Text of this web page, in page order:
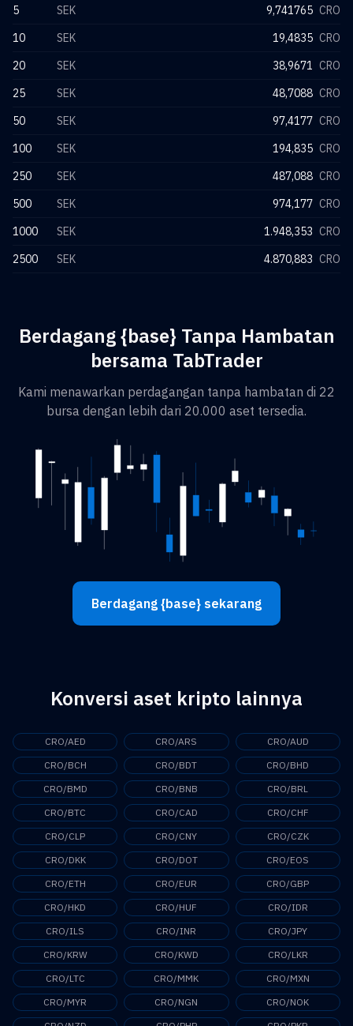
5
SEK 9,741765 CRO
10
SEK 19,4835 CRO
20
SEK 38,9671 CRO
25
SEK 48,7088 CRO
50
SEK 97,4177 CRO
100
SEK 194,835 CRO
250
SEK 487,088 CRO
500
SEK 974,177 CRO
1000
SEK 1.948,353 CRO
2500
SEK 4.870,883 CRO
Berdagang {base} Tanpa Hambatan
bersama TabTrader
Kami menawarkan perdagangan tanpa hambatan di 22
bursa dengan lebih dari 20.000 aset tersedia.
Berdagang {base} sekarang
Konversi aset kripto lainnya
CRO/AED CRO/ARS
CRO/AUD
CRO/BCH
CRO/BDT
CRO/BHD
CRO/BMD
CRO/BNB
CRO/BRL
CRO/BTC
CRO/CAD
CRO/CHF
CRO/CLP
CRO/CNY
CRO/CZK
CRO/DKK
CRO/DOT
CRO/EOS
CRO/ETH
CRO/EUR
CRO/GBP
CRO/HKD
CRO/HUF
CRO/IDR
CRO/ILS
CRO/INR
CRO/JPY
CRO/KRW
CRO/KWD
CRO/LKR
CRO/LTC
CRO/MMK
CRO/MXN
CRO/MYR
CRO/NGN
CRO/NOK